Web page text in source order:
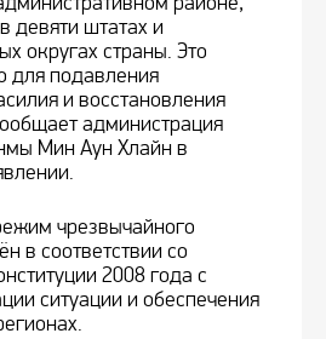
девяти штатах и
округах страны. Это
для подавления
и восстановления
администрация
Мин Аун Хлайн в
чрезвычайного
в соответствии со
2008 года с
ситуации и обеспечения